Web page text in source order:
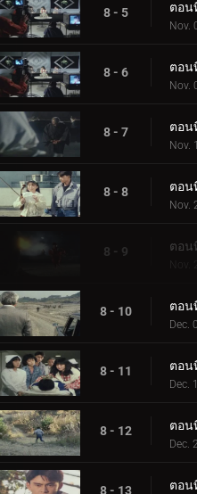
8 - 5 ตอน
Nov.
8 - 6
Nov.
8 - 7 ตอน
Nov.
8 - 8 ตอน
Nov.
8 - 9
Nov.
8 - 10 ตอน
Dec.
8 - 11
Dec.
8 - 12
Dec.
8 - 13